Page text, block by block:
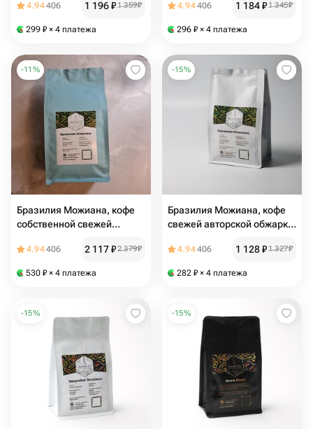
запросу), 100% арабика,
4.94406 1 196₽1 359₽
299 ₽ × 4 платежа
запросу), 100% арабика,
4.94406 1 184₽1 345₽
296 ₽ × 4 платежа
-11 %
Бразилия Можиана, кофе
собственной свежей
по запросу), 100% арабика,
4.94406 2 117₽2 379₽
530 ₽ × 4 платежа
-15%
Бразилия Можиана, кофе
свежей авторской обжарки,
запросу), 100% арабика,
4.94406 1 128₽1 327₽
282 ₽ × 4 платежа
-15% -15%